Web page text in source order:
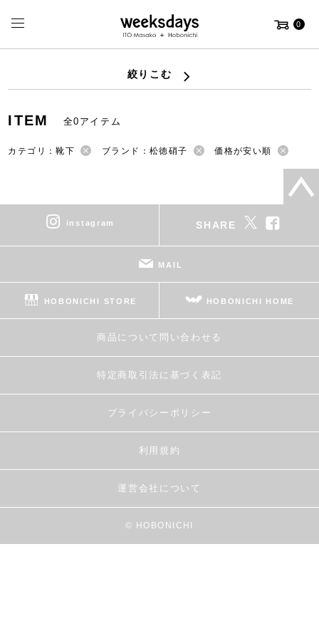
0
絞りこむ
ITEM 全0アイテム
カテゴリ：靴下 ブランド：松徳硝子 価格が安い順
instagram SHARE
MAIL
HOBONICHI STORE HOBONICHI HOME
商品について問い合わせる
特定商取引法に基づく表記
プライバシーポリシー
利用規約
運営会社について
© HOBONICHI